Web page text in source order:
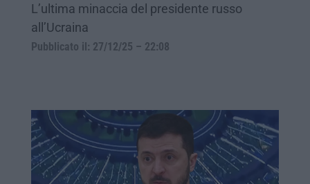
L’ultima minaccia del presidente russo
all’Ucraina
Pubblicato il: 27/12/25 – 22:08